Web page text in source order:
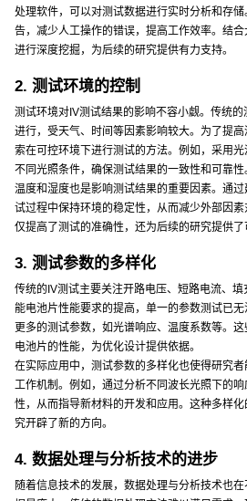
处理软件，可以对测试数据进行实时分析和存
告，减少人工操作的错误，提高工作效率。结
进行深度挖掘，为后续的研究提供有力支持。
2. 测试环境的控制
测试环境对IV测试结果的影响不容小觑。传统
进行，受天气、时间等因素影响较大。为了提
索在可控环境下进行测试的方法。例如，采用
不同光照条件，确保测试结果的一致性和可靠性
温度和湿度也是影响测试结果的重要因素。通
试过程中保持环境的稳定性，从而减少外部因
仅提高了测试的准确性，还为后续的研究提供了
3. 测试参数的多样化
传统的IV测试主要关注开路电压、短路电流、
能电池片性能要求的提高，单一的参数测试已
更多的测试参数，如光谱响应、温度系数等。
电池片的性能，为优化设计提供依据。
在实际应用中，测试参数的多样化也使得研究
工作机制。例如，通过分析不同波长光照下的
性，从而指导新材料的开发和应用。这种多样
究开辟了新的方向。
4. 数据处理与分析技术的进步
随着信息技术的发展，数据处理与分析技术也